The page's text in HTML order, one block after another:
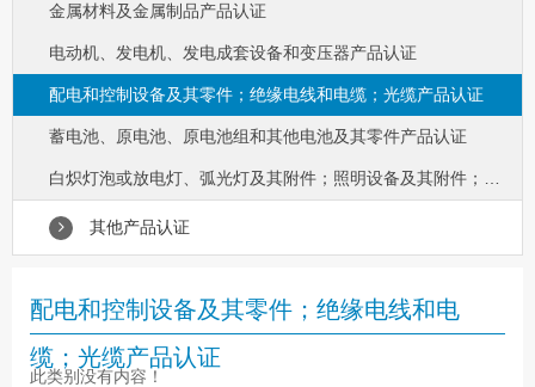
金属材料及金属制品产品认证
电动机、发电机、发电成套设备和变压器产品认证
配电和控制设备及其零件；绝缘电线和电缆；光缆产品认证
蓄电池、原电池、原电池组和其他电池及其零件产品认证
其他产品认证
配电和控制设备及其零件；绝缘电线和电
缆；光缆产品认证
此类别没有内容！